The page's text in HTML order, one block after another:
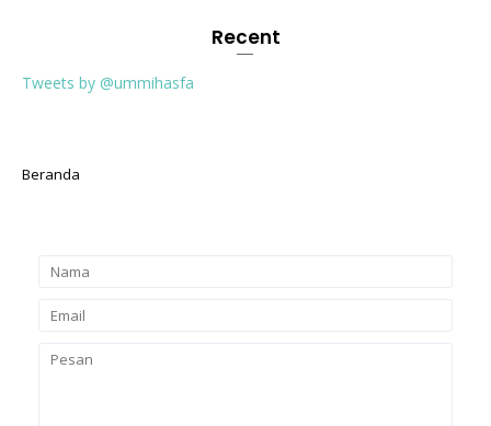
Recent
Tweets by @ummihasfa
Beranda